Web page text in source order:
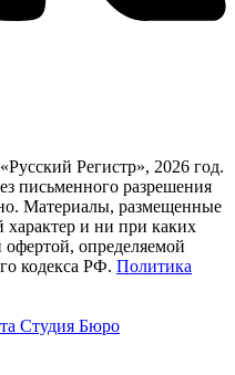
Регистр», 2026 год.
письменного разрешения
Материалы, размещенные
и ни при каких
определяемой
кодекса РФ. Политика